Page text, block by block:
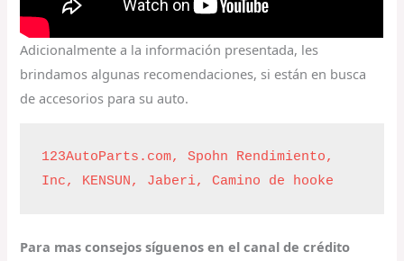
Adicionalmente a la información presentada, les
brindamos algunas recomendaciones, si están en busca
de accesorios para su auto.
123AutoParts.com, Spohn Rendimiento,
Inc,
KENSUN, Jaberi, Camino de hooke
Para mas consejos síguenos en el canal de crédito